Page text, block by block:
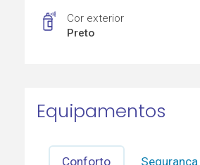
Cor exterior
Preto
Equipamentos
Conforto Segurança